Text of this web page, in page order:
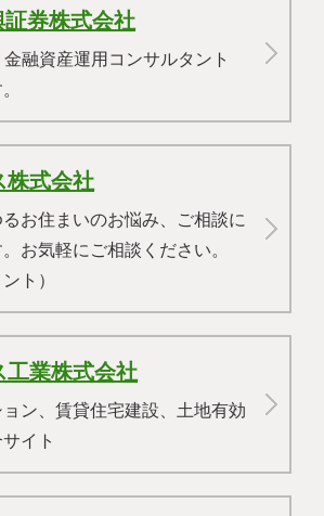
券株式会社
融資産運用コンサルタント
株式会社
お住まいのお悩み、ご相談に
お気軽にご相談ください。
ト）
工業株式会社
ン、賃貸住宅建設、土地有効
イト